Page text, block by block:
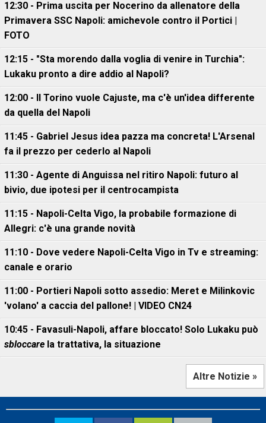
12:30 - Prima uscita per Nocerino da allenatore della
Primavera SSC Napoli: amichevole contro il Portici |
FOTO
12:15 - "Sta morendo dalla voglia di venire in Turchia":
Lukaku pronto a dire addio al Napoli?
12:00 - Il Torino vuole Cajuste, ma c'è un'idea differente
da quella del Napoli
11:45 - Gabriel Jesus idea pazza ma concreta! L'Arsenal
fa il prezzo per cederlo al Napoli
11:30 - Agente di Anguissa nel ritiro Napoli: futuro al
bivio, due ipotesi per il centrocampista
11:15 - Napoli-Celta Vigo, la probabile formazione di
Allegri: c'è una grande novità
11:10 - Dove vedere Napoli-Celta Vigo in Tv e streaming:
canale e orario
11:00 - Portieri Napoli sotto assedio: Meret e Milinkovic
'volano' a caccia del pallone! | VIDEO CN24
10:45 - Favasuli-Napoli, affare bloccato! Solo Lukaku può
sbloccare la trattativa, la situazione
Altre Notizie »